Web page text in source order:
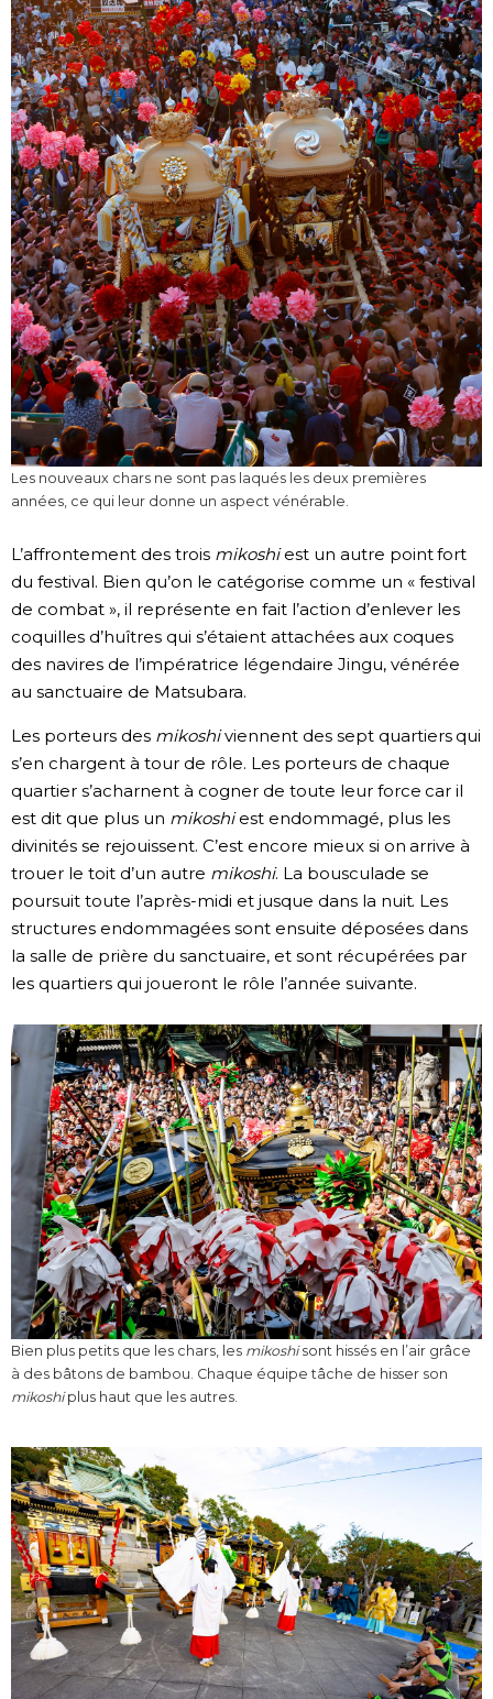
Les nouveaux chars ne sont pas laqués les deux premières
années, ce qui leur donne un aspect vénérable.
L’affrontement des trois mikoshiest un autre point fort
du festival. Bien qu’on le catégorise comme un « festival
de combat », il représente en fait l’action d’enlever les
coquilles d’huîtres qui s’étaient attachées aux coques
des navires de l’impératrice légendaire Jingu, vénérée
au sanctuaire de Matsubara.
Les porteurs des mikoshiviennent des sept quartiers qui
s’en chargent à tour de rôle. Les porteurs de chaque
quartier s’acharnent à cogner de toute leur force car il
est dit que plus un mikoshiest endommagé, plus les
divinités se rejouissent. C’est encore mieux si on arrive à
trouer le toit d’un autre mikoshi. La bousculade se
poursuit toute l’après-midi et jusque dans la nuit. Les
structures endommagées sont ensuite déposées dans
la salle de prière du sanctuaire, et sont récupérées par
les quartiers qui joueront le rôle l’année suivante.
Bien plus petits que les chars, les mikoshisont hissés en l’air grâce
à des bâtons de bambou. Chaque équipe tâche de hisser son
mikoshiplus haut que les autres.